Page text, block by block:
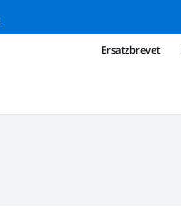
Ersatzbrevet